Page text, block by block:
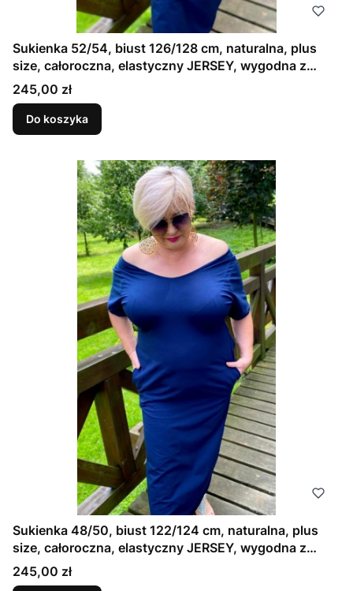
Sukienka 52/54, biust 126/128 cm, naturalna, plus
size, całoroczna, elastyczny JERSEY, wygodna z
kieszeniami, wielosezonowa, GŁADKA, GRANATOWA,
ATRAMENTOWA
Cena
245,00 zł
Do koszyka
Sukienka 48/50, biust 122/124 cm, naturalna, plus
size, całoroczna, elastyczny JERSEY, wygodna z
kieszeniami, wielosezonowa, GŁADKA, GRANATOWA,
ATRAMENTOWA
Cena
245,00 zł